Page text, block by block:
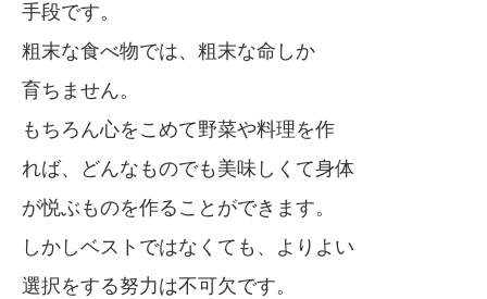
手段です。
粗末な食べ物では、粗末な命しか
育ちません。
もちろん心をこめて野菜や料理を作
れば、どんなものでも美味しくて身体
が悦ぶものを作ることができます。
しかしベストではなくても、よりよい
選択をする努力は不可欠です。